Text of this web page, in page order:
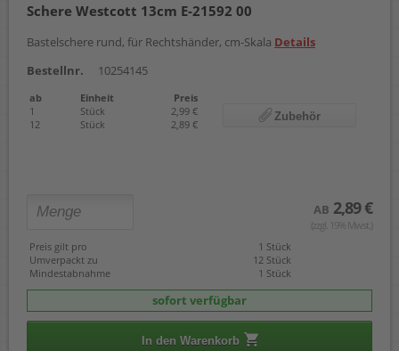
Schere Westcott 13cm E-21592 00
Bastelschere rund, für Rechtshänder, cm-Skala Details
Bestellnr.
10254145
ab Einheit
Preis
1
Stück
2,99 €
12
Stück 2,89 €
Zubehör
AB 2,89 €
(zzgl. 19% Mwst.)
Preis gilt pro
1 Stück
Umverpackt zu
12 Stück
Mindestabnahme
1 Stück
sofort verfügbar
In den Warenkorb